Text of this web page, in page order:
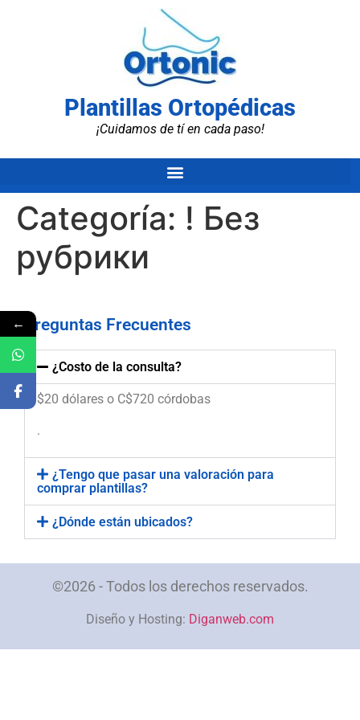
Plantillas Ortopédicas
¡Cuidamos de tí en cada paso!
Categoría: ! Без
рубрики
Preguntas Frecuentes
¿Costo de la consulta?
$20 dólares o C$720 córdobas
.
¿Tengo que pasar una valoración para
comprar plantillas?
¿Dónde están ubicados?
©2026 - Todos los derechos reservados.
Diseño y Hosting: Diganweb.com
←